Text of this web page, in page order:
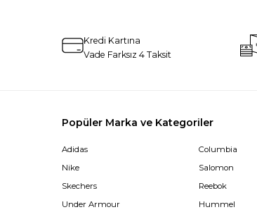
Kredi Kartına
Vade Farksız 4 Taksit
Popüler Marka ve Kategoriler
Adidas
Nike
Skechers
Under Armour
Columbia
Salomon
Reebok
Hummel